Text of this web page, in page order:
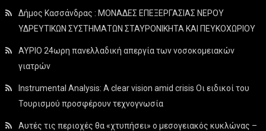
Δήμος Κασσάνδρας : ΜΟΝΑΔΕΣ ΕΠΕΞΕΡΓΑΣΙΑΣ ΝΕΡΟΥ
ΥΔΡΕΥΤΙΚΩΝ ΣΥΣΤΗΜΑΤΩΝ ΣΤΑΥΡΟΝΙΚΗΤΑ ΚΑΙ ΠΕΥΚΟΧΩΡΙΟΥ
ΑΥΡΙΟ 24ωρη πανελλαδική απεργία των νοσοκομειακών
γιατρών
Instrumental Analysis: A clear vision amid crisis Οι ειδικοί του
Τουρισμού προσφέρουν τεχνογνωσία
Αυτές τις περιοχές θα «χτυπήσει» ο μεσογειακός κυκλώνας –